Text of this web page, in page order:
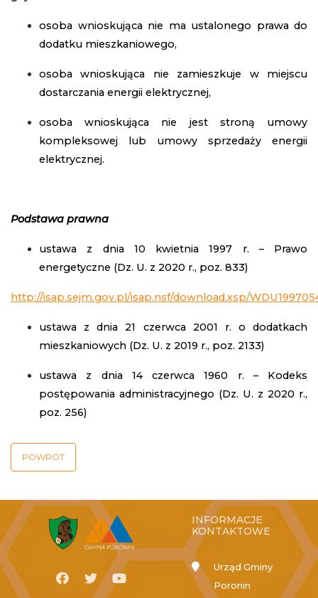
osoba wnioskująca nie ma ustalonego prawa do
dodatku mieszkaniowego,
osoba wnioskująca nie zamieszkuje w miejscu
dostarczania energii elektrycznej,
osoba wnioskująca nie jest stroną umowy
kompleksowej lub umowy sprzedaży energii
elektrycznej.
Podstawa prawna
ustawa z dnia 10 kwietnia 1997 r. – Prawo
energetyczne (Dz. U. z 2020 r., poz. 833)
http://isap.sejm.gov.pl/isap.nsf/download.xsp/
ustawa z dnia 21 czerwca 2001 r. o dodatkach
mieszkaniowych (Dz. U. z 2019 r., poz. 2133)
ustawa z dnia 14 czerwca 1960 r. – Kodeks
postępowania administracyjnego (Dz. U. z 2020 r.,
poz. 256)
POWRÓT
INFORMACJE
KONTAKTOWE
Urząd Gminy
Poronin